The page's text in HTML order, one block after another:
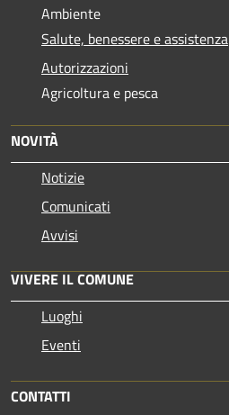
Ambiente
Salute, benessere e assistenza
Autorizzazioni
Agricoltura e pesca
NOVITÀ
Notizie
Comunicati
Avvisi
VIVERE IL COMUNE
Luoghi
Eventi
CONTATTI